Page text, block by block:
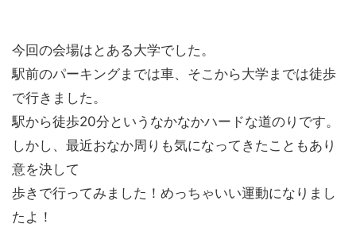
今回の会場はとある大学でした。
駅前のパーキングまでは車、そこから大学までは徒歩
で行きました。
駅から徒歩20分というなかなかハードな道のりです。
しかし、最近おなか周りも気になってきたこともあり
意を決して
歩きで行ってみました！めっちゃいい運動になりまし
たよ！